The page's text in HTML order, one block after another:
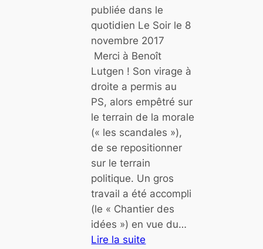
a
ï
c
i
t
é
c
o
m
m
e
d
i
s
s
e
publiée dans le
quotidien Le Soir le 8
novembre 2017
Merci à Benoît
Lutgen ! Son virage à
droite a permis au
PS, alors empêtré sur
le terrain de la morale
(« les scandales »),
de se repositionner
sur le terrain
politique. Un gros
travail a été accompli
(le « Chantier des
idées ») en vue du…
Lire la suite